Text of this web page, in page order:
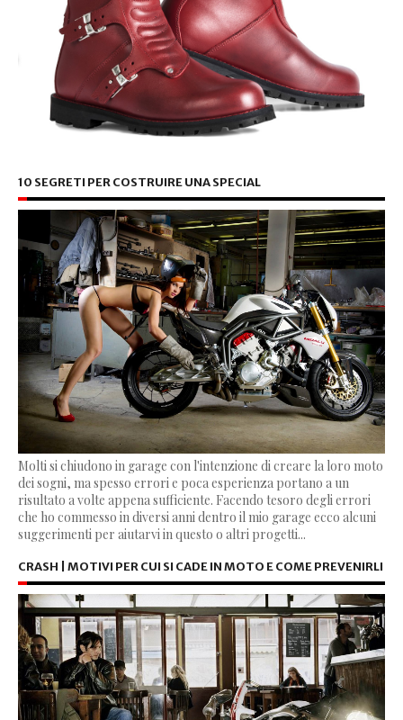
10 SEGRETI PER COSTRUIRE UNA SPECIAL
Molti si chiudono in garage con l'intenzione di creare la loro moto
dei sogni, ma spesso errori e poca esperienza portano a un
risultato a volte appena sufficiente. Facendo tesoro degli errori
che ho commesso in diversi anni dentro il mio garage ecco alcuni
suggerimenti per aiutarvi in questo o altri progetti...
CRASH | MOTIVI PER CUI SI CADE IN MOTO E COME PREVENIRLI